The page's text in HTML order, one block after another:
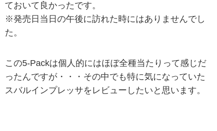
ておいて良かったです。
※発売日当日の午後に訪れた時にはありませんでし
た。
この5-Packは個人的にはほぼ全種当たりって感じだ
ったんですが・・・その中でも特に気になっていた
スバルインプレッサをレビューしたいと思います。